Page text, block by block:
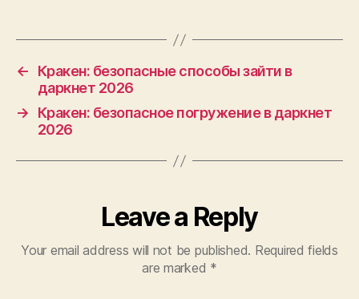
←
Кракен: безопасные способы зайти в
даркнет 2026
→
Кракен: безопасное погружение в даркнет
2026
Leave a Reply
Your email address will not be published. Required fields
are marked *